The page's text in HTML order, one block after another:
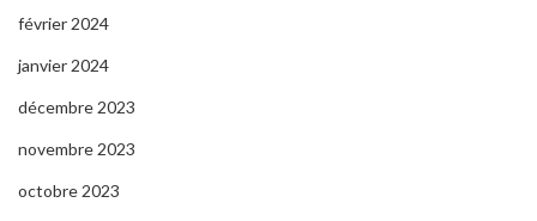
février 2024
janvier 2024
décembre 2023
novembre 2023
octobre 2023